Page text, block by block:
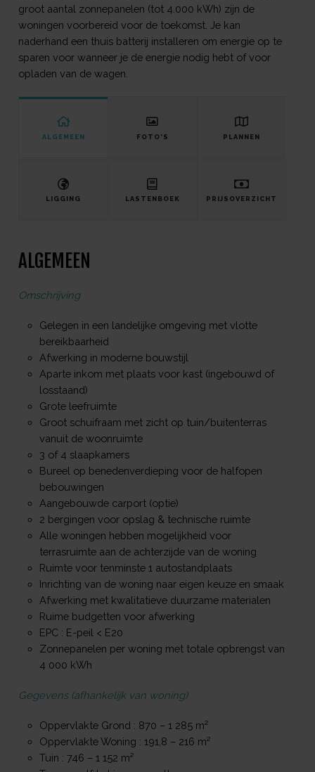
groot aantal zonnepanelen (tot 4.000 kWh) zijn de
woningen voorbereid voor de toekomst. Je kan
naderhand een thuis batterij installeren om energie op te
sparen voor wanneer je de energie nodig hebt of voor
opladen van de wagen.
ALGEMEEN FOTO'S PLANNEN
LIGGING LASTENBOEK PRIJSOVERZICHT
ALGEMEEN
Omschrijving
Gelegen in een landelijke omgeving met vlotte
bereikbaarheid
Afwerking in moderne bouwstijl
Aparte inkom met plaats voor kast (ingebouwd of
losstaand)
Grote leefruimte
Groot schuifraam met zicht op tuin/buitenterras
vanuit de woonruimte
3 of 4 slaapkamers
Bureel op benedenverdieping voor de halfopen
bebouwingen
Aangebouwde carport (optie)
2 bergingen voor opslag & technische ruimte
Alle woningen hebben mogelijkheid voor
terrasruimte aan de achterzijde van de woning
Ruimte voor tenminste 1 autostandplaats
Inrichting van de woning naar eigen keuze en smaak
Afwerking met kwalitatieve duurzame materialen
Ruime budgetten voor afwerking
EPC : E-peil < E20
Zonnepanelen per woning met totale opbrengst van
4 000 kWh
Gegevens (afhankelijk van woning)
Oppervlakte Grond : 870 – 1 285 m²
Oppervlakte Woning : 191,8 – 216 m²
Tuin : 746 – 1 152 m²